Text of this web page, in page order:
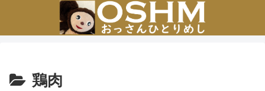
鶏肉